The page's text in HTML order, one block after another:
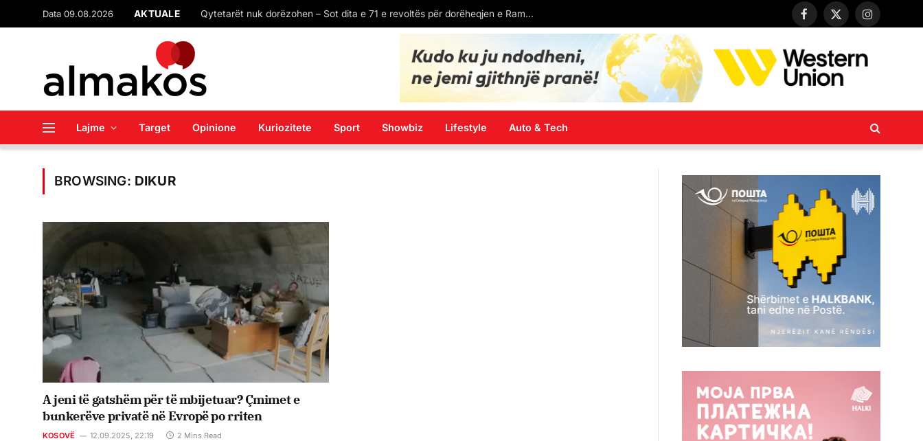
Data 09.08.2026 AKTUALE E diela sjell diell dhe temperatura të larta, por edhe reshje e shtrëngata në disa zona! Parashikimi i motit
Facebook
X
Instagram
Lajme Target Opinione Kuriozitete Sport Showbiz Lifestyle Auto & Tech
BROWSING: DIKUR
A jeni të gatshëm për të mbijetuar? Çmimet e
bunkerëve privatë në Evropë po rriten
KOSOVË 12.09.2025, 22:19 2 Mins Read